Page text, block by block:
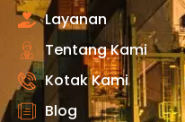
Layanan
Tentang Kami
Kotak Kami
Blog